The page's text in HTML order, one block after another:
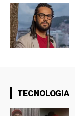
TECNOLOGIA